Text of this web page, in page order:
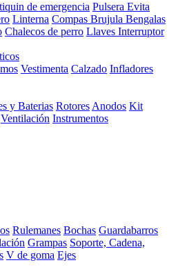
de emergencia Pulsera Evita
Linterna Compas Brujula Bengalas
Chalecos de perro Llaves Interruptor
Vestimenta Calzado Infladores
y Baterias Rotores Anodos Kit
Ventilación Instrumentos
Rulemanes Bochas Guardabarros
Grampas Soporte, Cadena,
V de goma Ejes